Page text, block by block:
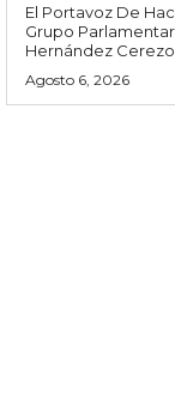
El Portavoz De
Grupo
Hernández
Agosto 6, 2026